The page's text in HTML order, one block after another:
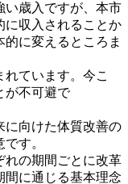
い歳入ですが、本市
に収入されることか
に変えるところま
ています。今こ
が不可避で
に向けた体質改善の
す。
れの期間ごとに改革
間に通じる基本理念